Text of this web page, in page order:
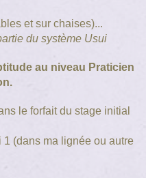
et sur chaises)...
du système Usui
au niveau Praticien
le forfait du stage initial
(dans ma lignée ou autre